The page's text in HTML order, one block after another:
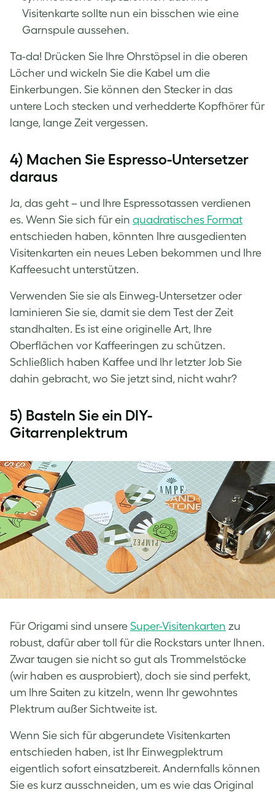
Visitenkarte sollte nun ein bisschen wie eine
Garnspule aussehen.
Ta-da! Drücken Sie Ihre Ohrstöpsel in die oberen
Löcher und wickeln Sie die Kabel um die
Einkerbungen. Sie können den Stecker in das
untere Loch stecken und verhedderte Kopfhörer für
lange, lange Zeit vergessen.
4) Machen Sie Espresso-Untersetzer
daraus
Ja, das geht – und Ihre Espressotassen verdienen
es. Wenn Sie sich für ein quadratisches Format
entschieden haben, könnten Ihre ausgedienten
Visitenkarten ein neues Leben bekommen und Ihre
Kaffeesucht unterstützen.
Verwenden Sie sie als Einweg-Untersetzer oder
laminieren Sie sie, damit sie dem Test der Zeit
standhalten. Es ist eine originelle Art, Ihre
Oberflächen vor Kaffeeringen zu schützen.
Schließlich haben Kaffee und Ihr letzter Job Sie
dahin gebracht, wo Sie jetzt sind, nicht wahr?
5) Basteln Sie ein DIY-
Gitarrenplektrum
Für Origami sind unsere Super-Visitenkarten zu
robust, dafür aber toll für die Rockstars unter Ihnen.
Zwar taugen sie nicht so gut als Trommelstöcke
(wir haben es ausprobiert), doch sie sind perfekt,
um Ihre Saiten zu kitzeln, wenn Ihr gewohntes
Plektrum außer Sichtweite ist.
Wenn Sie sich für abgerundete Visitenkarten
entschieden haben, ist Ihr Einwegplektrum
eigentlich sofort einsatzbereit. Andernfalls können
Sie es kurz ausschneiden, um es wie das Original